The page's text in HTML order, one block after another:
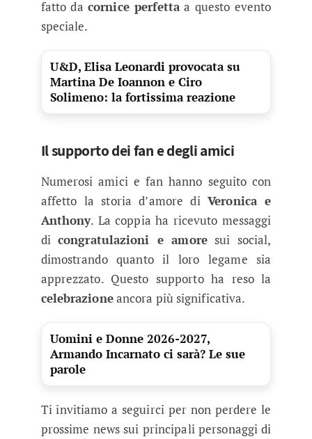
fatto dacornice perfettaa questo evento
speciale.
U&D, Elisa Leonardi provocata su
Martina De Ioannon e Ciro
Solimeno: la fortissima reazione
Il supporto dei fan e degli amici
Numerosi amici e fan hanno seguito con
affetto la storia d’amore diVeronica e
Anthony. La coppia ha ricevuto messaggi
dicongratulazioni e amoresui social,
dimostrando quanto il loro legame sia
apprezzato. Questo supporto ha reso la
celebrazioneancora più significativa.
Uomini e Donne 2026-2027,
Armando Incarnato ci sarà? Le sue
parole
Ti invitiamo a seguirci per non perdere le
prossime news sui principali personaggi di